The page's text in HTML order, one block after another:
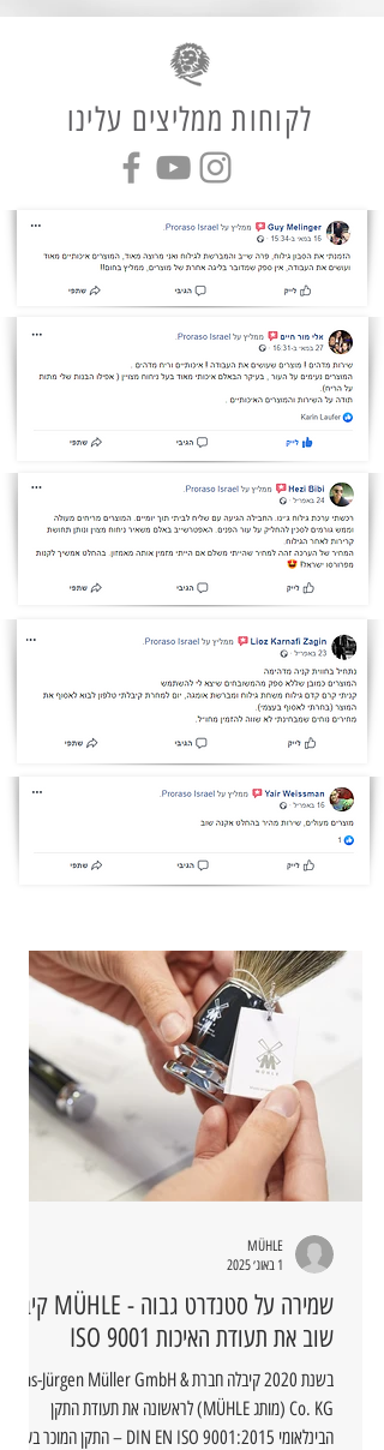
לקוחות ממליצים עלינו
שמירה על סטנדרט גבוה - MÜHLE קיבלה
שוב את תעודת האיכות ISO 9001
בשנת 2020 קיבלה חברת Hans-Jürgen Müller GmbH &
Co. KG (מותג MÜHLE) לראשונה את תעודת התקן
הבינלאומי DIN EN ISO 9001:2015 – התקן המוכר בעולם
MÜHLE
1 באוג׳ 2025